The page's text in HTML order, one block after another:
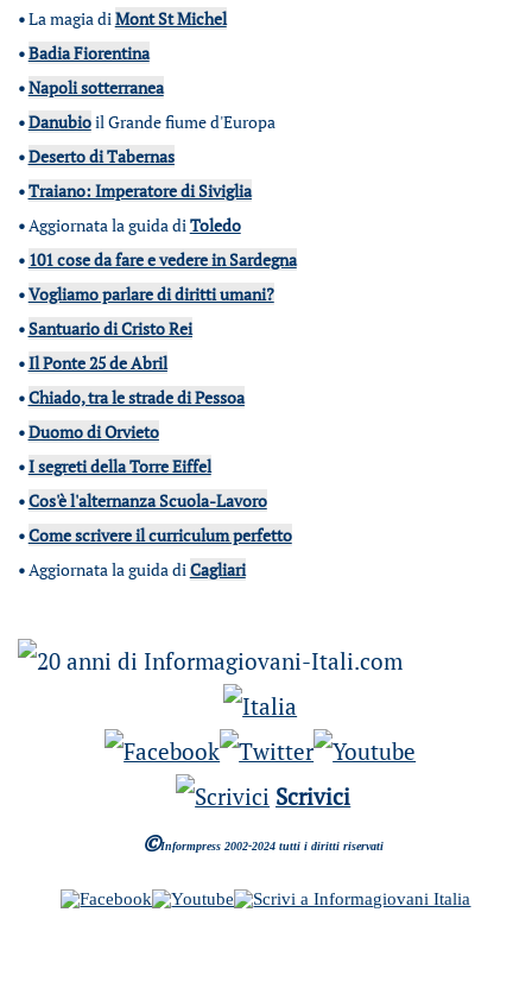
•La magia diMont St Michel
•Badia Fiorentina
•Napoli sotterranea
•Danubioil Grande fiume d'Europa
•Deserto di Tabernas
•Traiano: Imperatore di Siviglia
•Aggiornata la guida diToledo
• 101 cose da fare e vedere in Sardegna
•Vogliamo parlare di diritti umani?
•Santuario di Cristo Rei
•Il Ponte 25 de Abril
•Chiado, tra le strade di Pessoa
•Duomo di Orvieto
•I segreti della Torre Eiffel
•Cos'è l'alternanza Scuola-Lavoro
•Come scrivere il curriculum perfetto
•Aggiornata la guida diCagliari
Scrivici
©Informpress 2002-2024 tutti i diritti riservati